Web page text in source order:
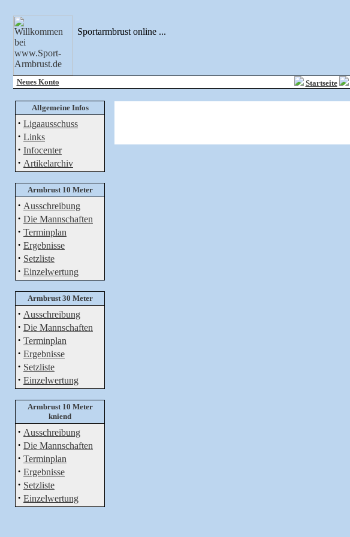
Sportarmbrust online ...
Neues Konto Startseite
Allgemeine Infos
· Ligaausschuss
· Links
· Infocenter
· Artikelarchiv
Armbrust 10 Meter
· Ausschreibung
· Die Mannschaften
· Terminplan
· Ergebnisse
· Setzliste
· Einzelwertung
Armbrust 30 Meter
· Ausschreibung
· Die Mannschaften
· Terminplan
· Ergebnisse
· Setzliste
· Einzelwertung
Armbrust 10 Meter
kniend
· Ausschreibung
· Die Mannschaften
· Terminplan
· Ergebnisse
· Setzliste
· Einzelwertung